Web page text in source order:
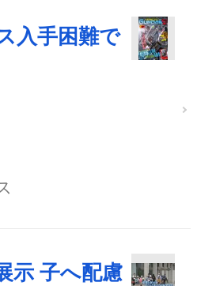
入手困難で
示 子へ配慮